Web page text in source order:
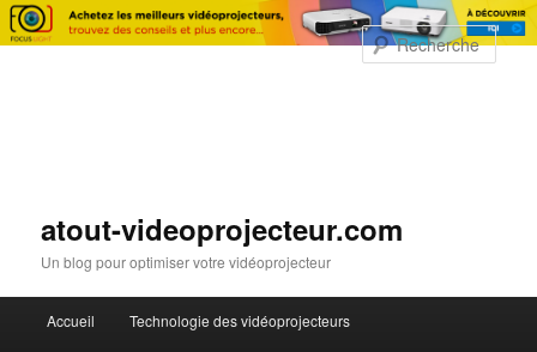
atout-videoprojecteur.com
Un blog pour optimiser votre vidéoprojecteur
Aller au contenu principal
Accueil Technologie des vidéoprojecteurs